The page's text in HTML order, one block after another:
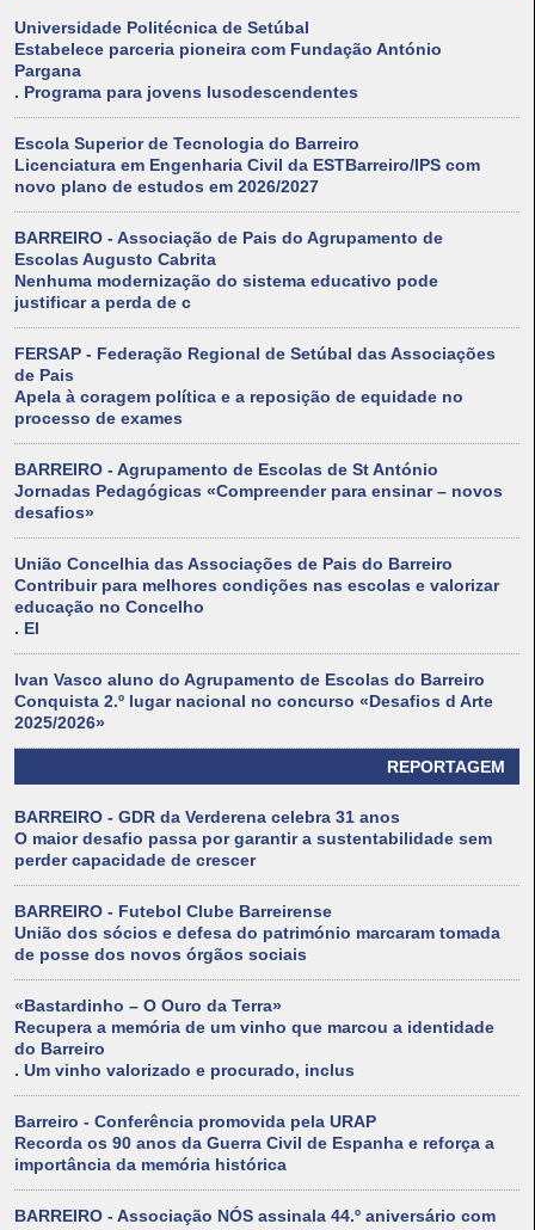
Universidade Politécnica de Setúbal
Estabelece parceria pioneira com Fundação António
Pargana
. Programa para jovens lusodescendentes
Escola Superior de Tecnologia do Barreiro
Licenciatura em Engenharia Civil da ESTBarreiro/IPS com
novo plano de estudos em 2026/2027
BARREIRO - Associação de Pais do Agrupamento de
Escolas Augusto Cabrita
Nenhuma modernização do sistema educativo pode
justificar a perda de c
FERSAP - Federação Regional de Setúbal das Associações
de Pais
Apela à coragem política e a reposição de equidade no
processo de exames
BARREIRO - Agrupamento de Escolas de St António
Jornadas Pedagógicas «Compreender para ensinar – novos
desafios»
União Concelhia das Associações de Pais do Barreiro
Contribuir para melhores condições nas escolas e valorizar
educação no Concelho
. El
Ivan Vasco aluno do Agrupamento de Escolas do Barreiro
Conquista 2.º lugar nacional no concurso «Desafios d Arte
2025/2026»
REPORTAGEM
BARREIRO - GDR da Verderena celebra 31 anos
O maior desafio passa por garantir a sustentabilidade sem
perder capacidade de crescer
BARREIRO - Futebol Clube Barreirense
União dos sócios e defesa do património marcaram tomada
de posse dos novos órgãos sociais
«Bastardinho – O Ouro da Terra»
Recupera a memória de um vinho que marcou a identidade
do Barreiro
. Um vinho valorizado e procurado, inclus
Barreiro - Conferência promovida pela URAP
Recorda os 90 anos da Guerra Civil de Espanha e reforça a
importância da memória histórica
BARREIRO - Associação NÓS assinala 44.º aniversário com